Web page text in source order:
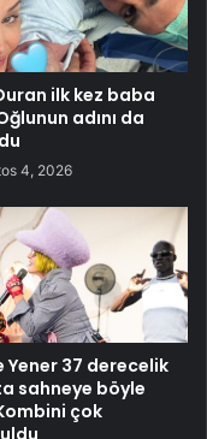
ilk kez baba
adını da
4, 2026
Yener 37 derecelik
sahneye böyle
çok